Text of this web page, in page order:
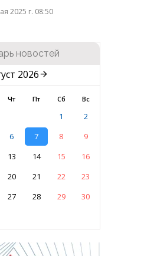
2025 г. 08:50
новостей
2026
Чт Пт Сб Вс
1
2
6 7 8
9
13 14 15
16
20 21 22
23
27 28 29
30